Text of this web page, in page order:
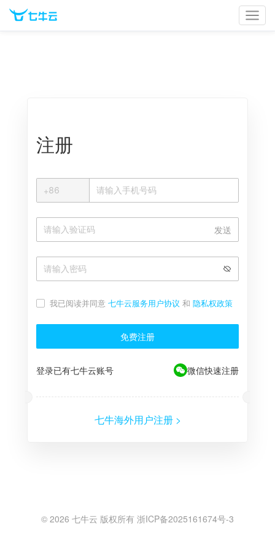
注册
+
+86
发送
我已阅读并同意 七牛云服务用户协议 和 隐私权政策
免费注册
登录已有七牛云账号 微信快速注册
七牛海外用户注册 >
© 2026 七牛云 版权所有 浙ICP备2025161674号-3